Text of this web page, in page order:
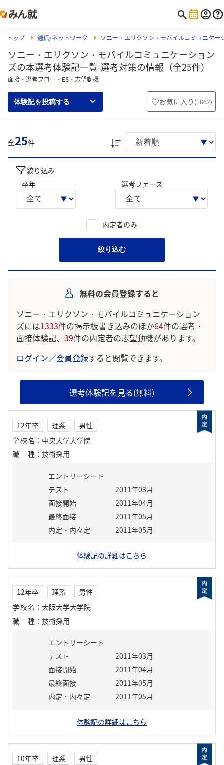
トップ 通信/ネットワーク ソニー・エリクソン・モバイルコミュニケー
ソニー・エリクソン・モバイルコミュニケーション
ズの本選考体験記一覧-選考対策の情報（全25件）
面接・選考フロー・ES・志望動機
体験記を投稿する お気に入り (1862)
全25件
絞り込み
卒年
選考フェーズ
内定者のみ
絞り込む
無料の会員登録すると
ソニー・エリクソン・モバイルコミュニケーション
ズには1333件の掲示板書き込みのほか64件の選考・
面接体験記、 39件の内定者の志望動機があります。
ログイン／会員登録すると閲覧できます。
選考体験記を見る(無料)
12年卒 理系
男性
学校名 ： 中央大学大学院
職種 ： 技術採用
エントリーシート
テスト
2011年03月
面接開始
2011年04月
最終面接
2011年05月
内定・内々定
2011年05月
体験記の詳細はこちら
12年卒 理系
男性
学校名 ： 大阪大学大学院
職種 ： 技術採用
エントリーシート
テスト
2011年03月
面接開始
2011年04月
最終面接
2011年05月
内定・内々定
2011年05月
体験記の詳細はこちら
10年卒 理系
男性